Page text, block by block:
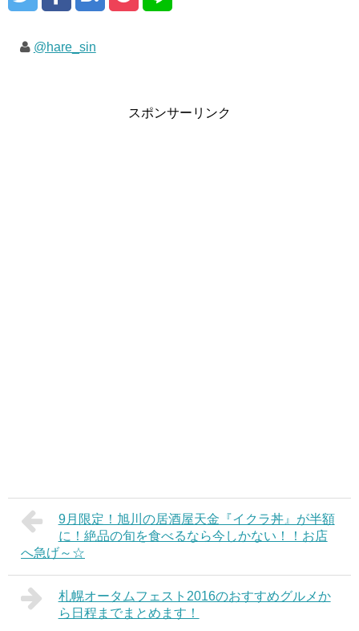
@hare_sin
スポンサーリンク
9月限定！旭川の居酒屋天金『イクラ丼』が半額
に！絶品の旬を食べるなら今しかない！！お店
へ急げ～☆
札幌オータムフェスト2016のおすすめグルメか
ら日程までまとめます！